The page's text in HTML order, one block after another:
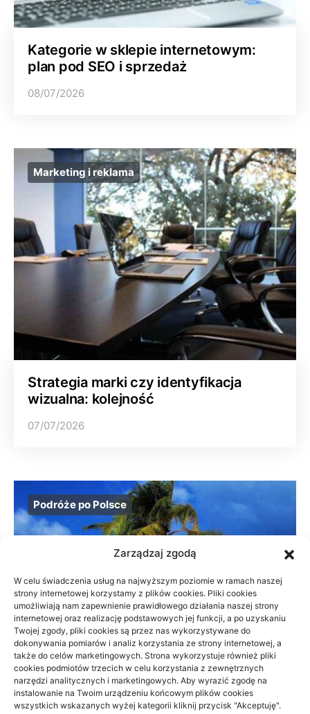
Zarządzaj zgodą
W celu świadczenia usług na najwyższym poziomie w ramach naszej
strony internetowej korzystamy z plików cookies. Pliki cookies
umożliwiają nam zapewnienie prawidłowego działania naszej strony
internetowej oraz realizację podstawowych jej funkcji, a po uzyskaniu
Twojej zgody, pliki cookies są przez nas wykorzystywane do
dokonywania pomiarów i analiz korzystania ze strony internetowej, a
także do celów marketingowych. Strona wykorzystuje również pliki
cookies podmiotów trzecich w celu korzystania z zewnętrznych
narzędzi analitycznych i marketingowych. Aby wyrazić zgodę na
instalowanie na Twoim urządzeniu końcowym plików cookies
wszystkich wskazanych wyżej kategorii kliknij przycisk "Akceptuję".
Kategorie w sklepie internetowym:
plan pod SEO i sprzedaż
08/07/2026
Marketing i reklama
Strategia marki czy identyfikacja
wizualna: kolejność
07/07/2026
Podróże po Polsce